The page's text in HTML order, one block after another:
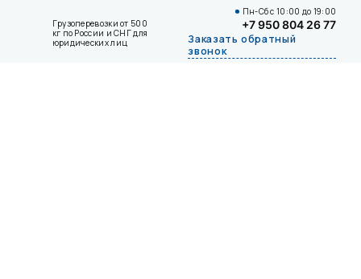
Грузоперевозки от 500
кг по России и СНГ для
юридических лиц
Пн-Сб с 10:00 до 19:00
+7 950 804 26 77
Заказать обратный
звонок